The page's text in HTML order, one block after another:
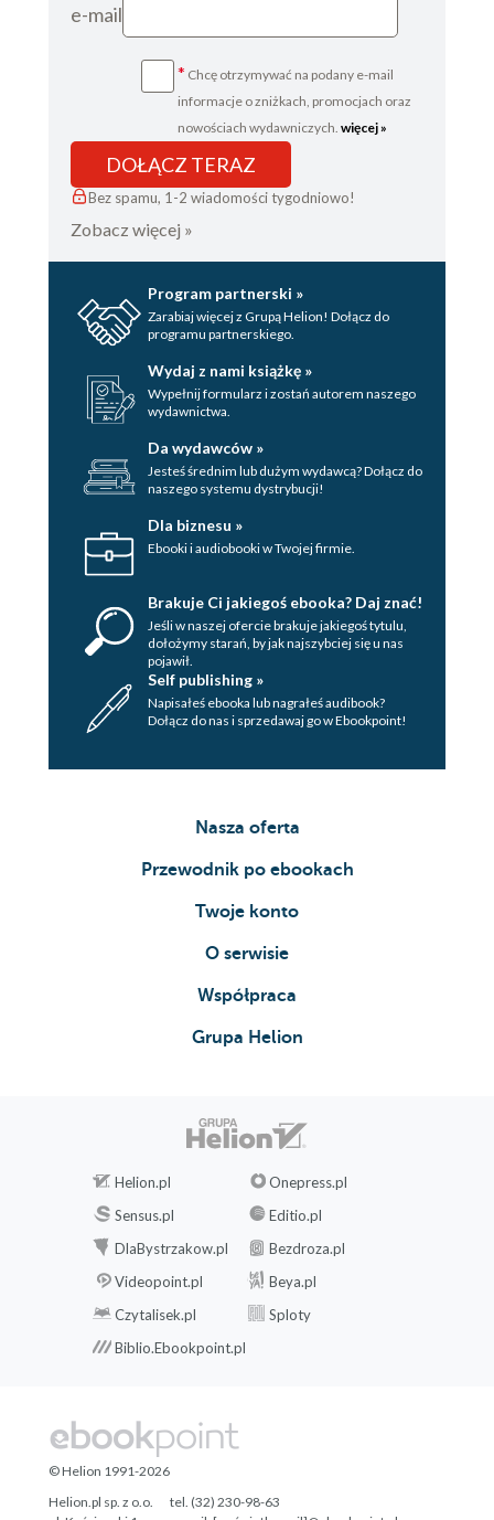
e-mail
* Chcę otrzymywać na podany e-mail
informacje o zniżkach, promocjach oraz
nowościach wydawniczych. więcej »
DOŁĄCZ TERAZ
Bez spamu, 1-2 wiadomości tygodniowo!
Zobacz więcej »
Program partnerski »
Zarabiaj więcej z Grupą Helion! Dołącz do
programu partnerskiego.
Wydaj z nami książkę »
Wypełnij formularz i zostań autorem naszego
wydawnictwa.
Da wydawców »
Jesteś średnim lub dużym wydawcą? Dołącz do
naszego systemu dystrybucji!
Dla biznesu »
Ebooki i audiobooki w Twojej firmie.
Brakuje Ci jakiegoś ebooka? Daj znać!
Jeśli w naszej ofercie brakuje jakiegoś tytulu,
dołożymy starań, by jak najszybciej się u nas
pojawił.
Self publishing »
Napisałeś ebooka lub nagrałeś audibook?
Dołącz do nas i sprzedawaj go w Ebookpoint!
Nasza oferta
Przewodnik po ebookach
Twoje konto
O serwisie
Współpraca
Grupa Helion
Helion.pl
Onepress.pl
Sensus.pl
Editio.pl
DlaBystrzakow.pl
Bezdroza.pl
Videopoint.pl
Beya.pl
Czytalisek.pl
Sploty
Biblio.Ebookpoint.pl
© Helion 1991-2026
Helion.pl sp. z o.o.
tel. (32) 230-98-63